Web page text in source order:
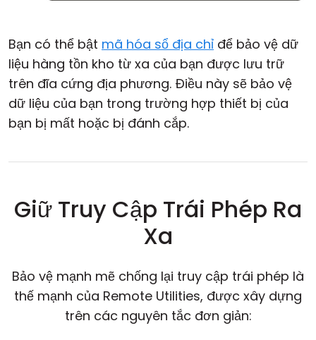
Bạn có thể bật mã hóa sổ địa chỉ để bảo vệ dữ
liệu hàng tồn kho từ xa của bạn được lưu trữ
trên đĩa cứng địa phương. Điều này sẽ bảo vệ
dữ liệu của bạn trong trường hợp thiết bị của
bạn bị mất hoặc bị đánh cắp.
Giữ Truy Cập Trái Phép Ra
Xa
Bảo vệ mạnh mẽ chống lại truy cập trái phép là
thế mạnh của Remote Utilities, được xây dựng
trên các nguyên tắc đơn giản: